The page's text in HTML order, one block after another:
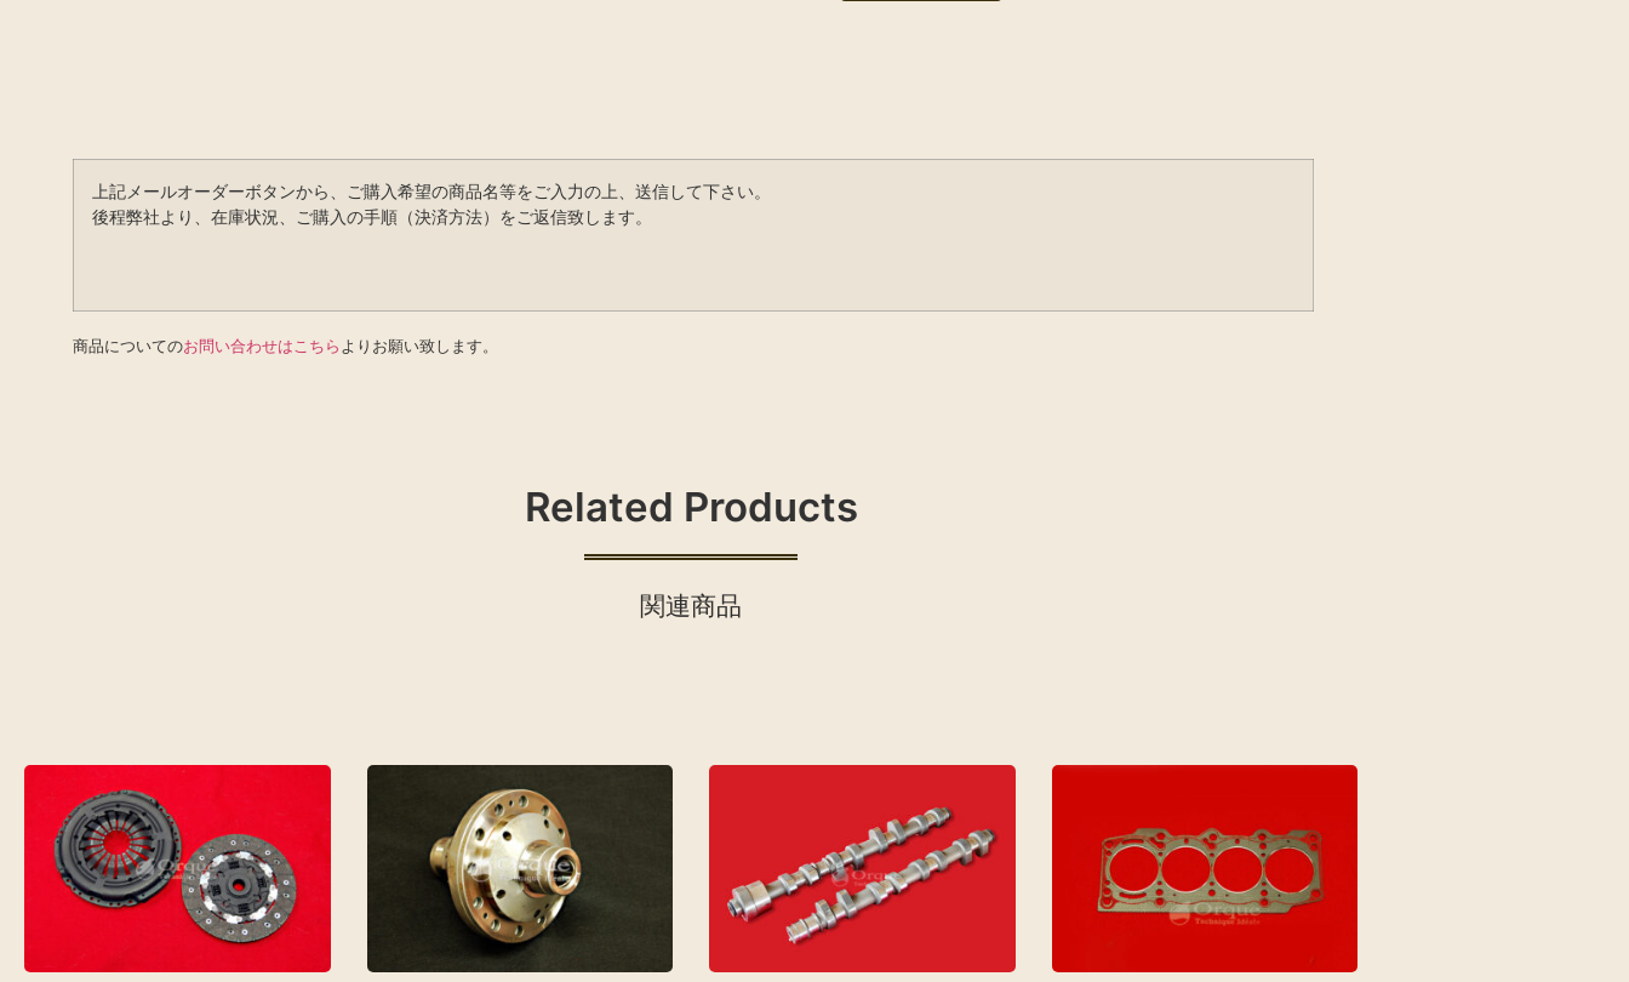
上記メールオーダーボタンから、ご購入希望の商品名等をご入力の上、送信して下さい。
後程弊社より、在庫状況、ご購入の手順（決済方法）をご返信致します。
商品についてのお問い合わせはこちら よりお願い致します。
Related Products
関連商品